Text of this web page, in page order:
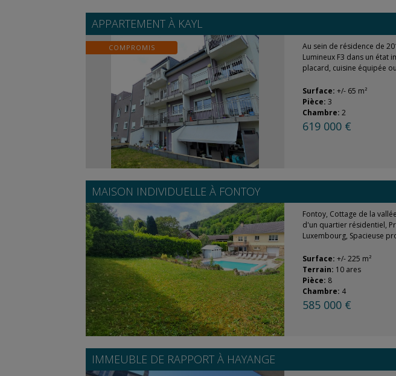
APPARTEMENT À KAYL
COMPROMIS
Au sein de résidence de
Lumineux F3 dans un état
placard, cuisine équipée
Surface: +/- 65 m²
Pièce: 3
Chambre: 2
619 000 €
MAISON INDIVIDUELLE À FONTOY
Fontoy, Cottage de la
d'un quartier résidentiel,
Luxembourg, Spacieuse
Surface: +/- 225 m²
Terrain: 10 ares
Pièce: 8
Chambre: 4
585 000 €
IMMEUBLE DE RAPPORT À HAYANGE